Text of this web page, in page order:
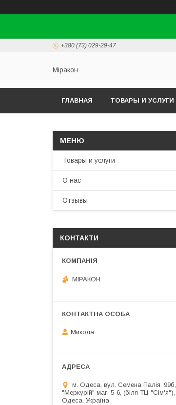
+380 (73) 029-29-47
Міракон
ГЛАВНАЯ ТОВАРЫ И УСЛУГИ
Товары и услуги
О нас
Отзывы
КОНТАКТИ
МІРАКОН
Микола
м. Одеса, вул. Семена Палія, 99б,
"Меркурій" маг. 5-6, (біля ТЦ "Сім'я"),
Одеса, Україна